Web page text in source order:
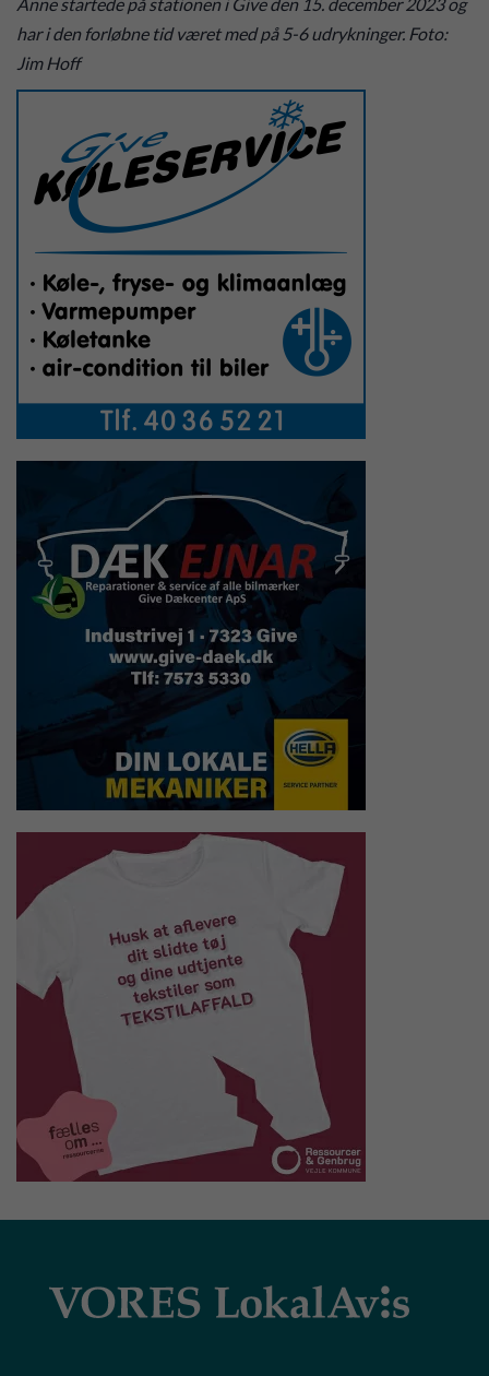
har i den forløbne tid været med på 5-6 udrykninger. Foto:
Jim Hoff